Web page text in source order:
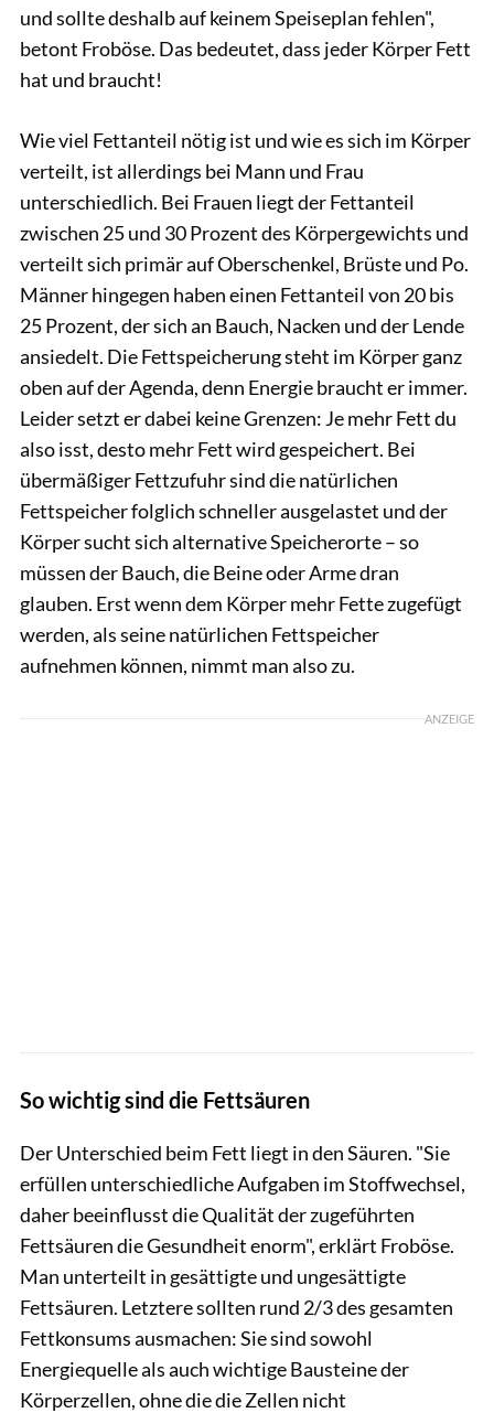
und sollte deshalb auf keinem Speiseplan fehlen",
betont Froböse. Das bedeutet, dass jeder Körper Fett
hat und braucht!
Wie viel Fettanteil nötig ist und wie es sich im Körper
verteilt, ist allerdings bei Mann und Frau
unterschiedlich. Bei Frauen liegt der Fettanteil
zwischen 25 und 30 Prozent des Körpergewichts und
verteilt sich primär auf Oberschenkel, Brüste und Po.
Männer hingegen haben einen Fettanteil von 20 bis
25 Prozent, der sich an Bauch, Nacken und der Lende
ansiedelt. Die Fettspeicherung steht im Körper ganz
oben auf der Agenda, denn Energie braucht er immer.
Leider setzt er dabei keine Grenzen: Je mehr Fett du
also isst, desto mehr Fett wird gespeichert. Bei
übermäßiger Fettzufuhr sind die natürlichen
Fettspeicher folglich schneller ausgelastet und der
Körper sucht sich alternative Speicherorte – so
müssen der Bauch, die Beine oder Arme dran
glauben. Erst wenn dem Körper mehr Fette zugefügt
werden, als seine natürlichen Fettspeicher
aufnehmen können, nimmt man also zu.
ANZEIGE
So wichtig sind die Fettsäuren
Der Unterschied beim Fett liegt in den Säuren. "Sie
erfüllen unterschiedliche Aufgaben im Stoffwechsel,
daher beeinflusst die Qualität der zugeführten
Fettsäuren die Gesundheit enorm", erklärt Froböse.
Man unterteilt in gesättigte und ungesättigte
Fettsäuren. Letztere sollten rund 2/3 des gesamten
Fettkonsums ausmachen: Sie sind sowohl
Energiequelle als auch wichtige Bausteine der
Körperzellen, ohne die die Zellen nicht